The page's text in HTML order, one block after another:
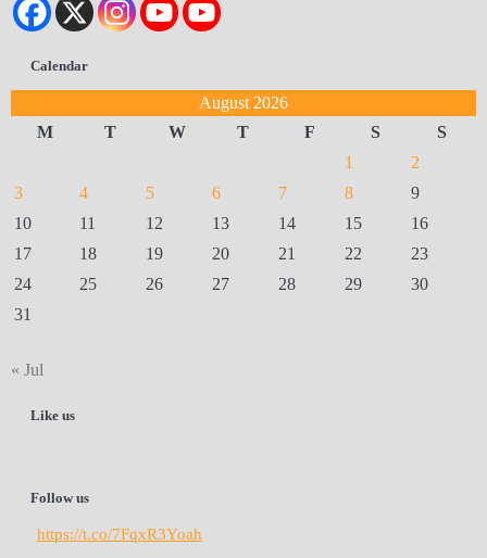
Calendar
August 2026
M
T W T F S
S
1
2
3
4 5 6 7 8
9
10
11 12 13 14 15
16
17
18 19 20 21 22
23
24
25 26 27 28 29
30
31
« Jul
Like us
Follow us
https://t.co/7FqxR3Yoah